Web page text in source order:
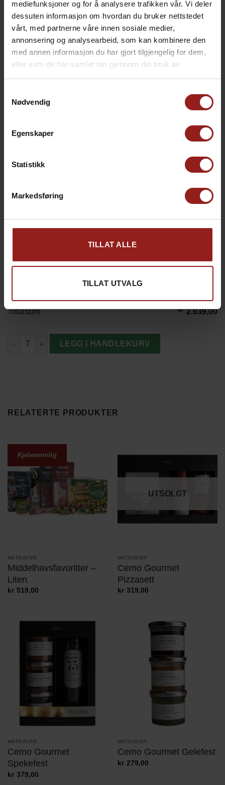
mediefunksjoner og for å analysere trafikken vår. Vi deler
dessuten informasjon om hvordan du bruker nettstedet
vårt, med partnerne våre innen sosiale medier,
annonsering og analysearbeid, som kan kombinere den
med annen informasjon du har gjort tilgjengelig for dem,
eller som de har samlet inn gjennom din bruk av
Nødvendig
Egenskaper
Statistikk
Markedsføring
TILLAT ALLE
TILLAT UTVALG
Julekort C 15,00
Totalsum
kr 2.639,00
Drit Forbanna Gløgg antall
LEGG I HANDLEKURV
RELATERTE PRODUKTER
Kjølevennlig
MATGAVER
Middelhavsfavoritter –
Liten
kr 519,00
UTSOLGT
MATGAVER
Cemo Gourmet
Pizzasett
kr 319,00
MATGAVER
Cemo Gourmet
Spekefest
kr 379,00
MATGAVER
Cemo Gourmet Gelefest
kr 279,00